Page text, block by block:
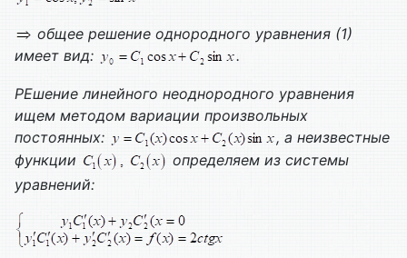
общее решение однородного уравнения (1)
имеет вид:
.
РЕшение линейного неоднородного уравнения
ищем методом вариации произвольных
постоянных:
, а неизвестные
функции
определяем из системы
уравнений: